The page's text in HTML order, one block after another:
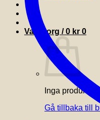
Varukorg /0 kr 0
Inga produkter
Gå tillbaka till